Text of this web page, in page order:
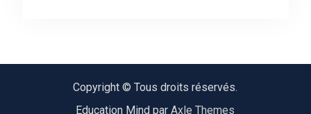
Copyright © Tous droits réservés.
Education Mind parAxle Themes